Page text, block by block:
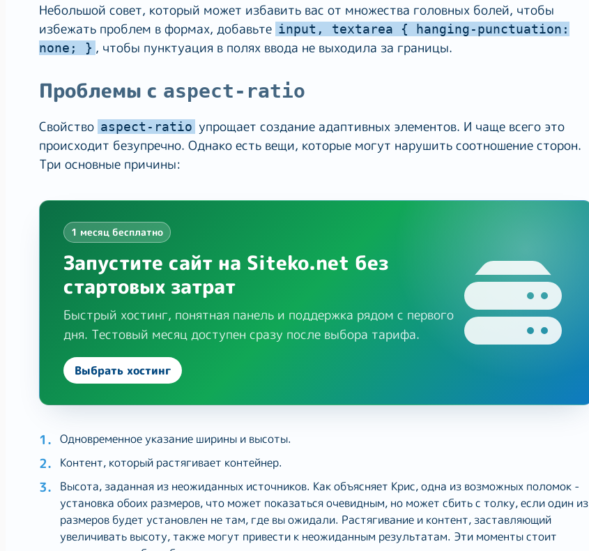
Небольшой совет, который может избавить вас от множества головных болей, чтобы
избежать проблем в формах, добавьте input, textarea { hanging-punctuation:
none; } , чтобы пунктуация в полях ввода не выходила за границы.
Проблемы с aspect-ratio
Свойство aspect-ratio упрощает создание адаптивных элементов. И чаще всего это
происходит безупречно. Однако есть вещи, которые могут нарушить соотношение сторон.
Три основные причины:
1 месяц бесплатно
Запустите сайт на Siteko.net без
стартовых затрат
Быстрый хостинг, понятная панель и поддержка рядом с первого
дня. Тестовый месяц доступен сразу после выбора тарифа.
Выбрать хостинг
Одновременное указание ширины и высоты.
Контент, который растягивает контейнер.
Высота, заданная из неожиданных источников. Как объясняет Крис, одна из возможных поломок -
установка обоих размеров, что может показаться очевидным, но может сбить с толку, если один из
размеров будет установлен не там, где вы ожидали. Растягивание и контент, заставляющий
увеличивать высоту, также могут привести к неожиданным результатам. Эти моменты стоит